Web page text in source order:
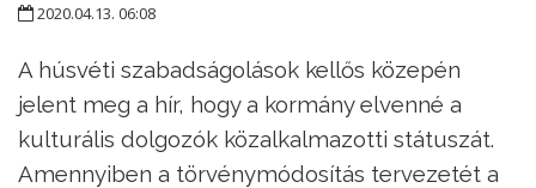
2020.04.13. 06:08
A húsvéti szabadságolások kellős közepén
jelent meg a hír, hogy a kormány elvenné a
kulturális dolgozók közalkalmazotti státuszát.
Amennyiben a törvénymódosítás tervezetét a